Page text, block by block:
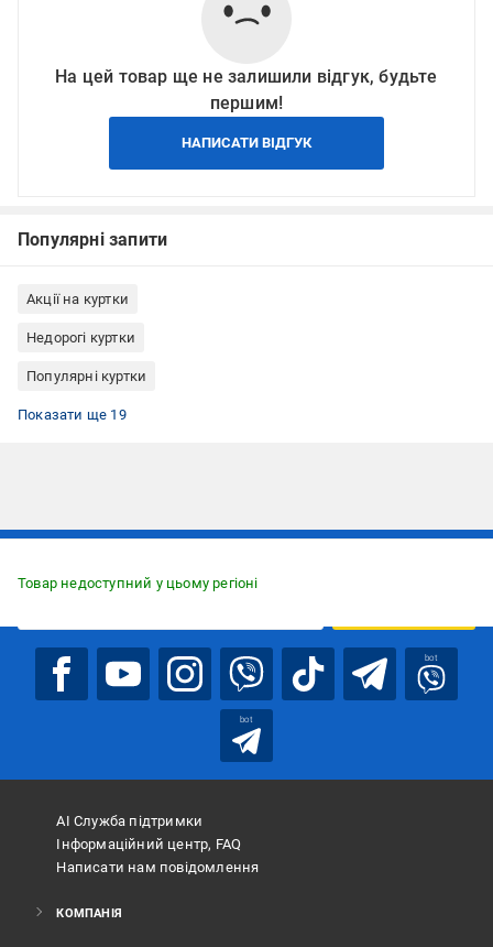
На цей товар ще не залишили відгук, будьте
першим!
НАПИСАТИ ВІДГУК
Популярні запити
Акції на куртки
Недорогі куртки
Популярні куртки
Водонепроникний одяг
Чоловічий верхній одяг
Спортивний одяг
Куртки чоловічі
Куртки осінні
Куртки демісезонні
Куртки 5.11 Tactical
Куртки весна чоловічі
Куртки водонепроникні
Куртки на весну
Куртки з капюшоном
Куртки мембрана 20000 мм
Куртки США
Куртки нейлон
Куртки чоловічі з капюшоном
Куртки осінні чоловічі
Куртки чоловічі демісезонні
Літні куртки
Куртки розміру 2XL
Показати ще 19
Товар недоступний у цьому регіоні
bot
bot
АІ Служба підтримки
Інформаційний центр, FAQ
Написати нам повідомлення
КОМПАНІЯ